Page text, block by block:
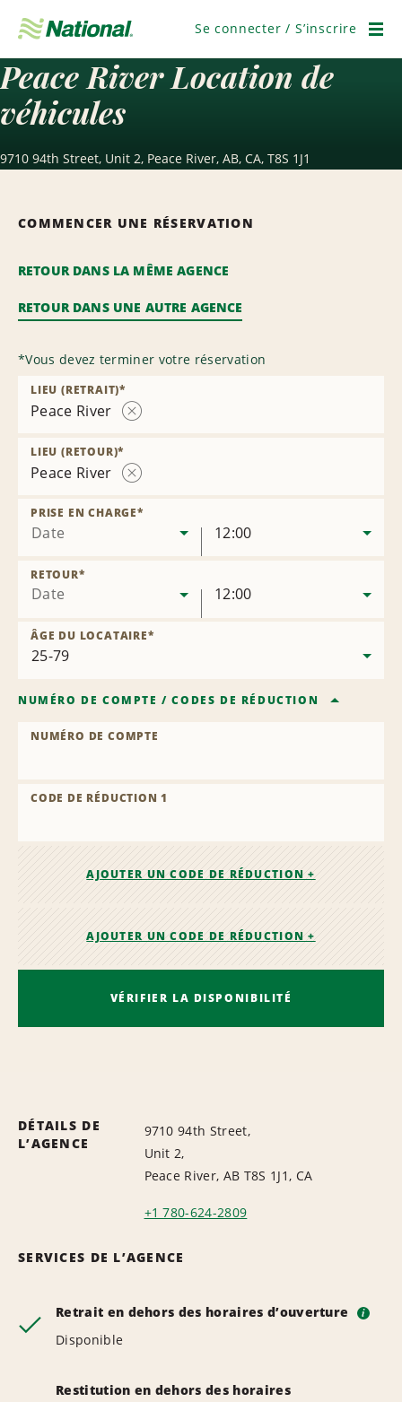
navigation
Se connecter / S’inscrire
Peace River Location de
véhicules
9710 94th Street, Unit 2, Peace River, AB, CA, T8S 1J1
COMMENCER UNE RÉSERVATION
RETOUR DANS LA MÊME AGENCE
RETOUR DANS UNE AUTRE AGENCE
*Vous devez terminer votre réservation
Peace River
LIEU (RETRAIT)*
Peace River
l’agence
LIEU (RETOUR)*
Date
PRISE EN CHARGE*
12:00
Date
RETOUR*
12:00
ÂGE DU LOCATAIRE*
NUMÉRO DE COMPTE /CODES DE RÉDUCTION
NUMÉRO DE COMPTE
CODE DE RÉDUCTION 1
AJOUTER UN CODE DE RÉDUCTION +
AJOUTER UN CODE DE RÉDUCTION +
VÉRIFIER LA DISPONIBILITÉ
DÉTAILS DE
L’AGENCE
9710 94th Street,
Unit 2,
Peace River, AB T8S 1J1, CA
+1 780-624-2809
SERVICES DE L’AGENCE
Retrait en dehors des horaires d’ouverture i
Disponible
Restitution en dehors des horaires